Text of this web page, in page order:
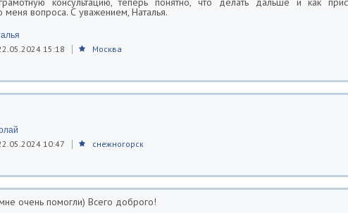
меня вопроса. С уважением, Наталья.
15:18 Москва
10:47 снежногорск
очень помогли) Всего доброго!